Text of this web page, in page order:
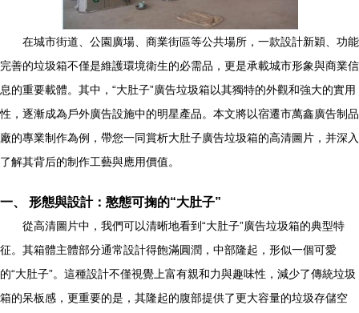
在城市街道、公園廣場、商業街區等公共場所，一款設計新穎、功能
完善的垃圾箱不僅是維護環境衛生的必需品，更是承載城市形象與商業信
息的重要載體。其中，“大肚子”廣告垃圾箱以其獨特的外觀和強大的實用
性，逐漸成為戶外廣告設施中的明星產品。本文將以宿遷市萬鑫廣告制品
廠的專業制作為例，帶您一同賞析大肚子廣告垃圾箱的高清圖片，并深入
了解其背后的制作工藝與應用價值。
一、 形態與設計：憨態可掬的“大肚子”
從高清圖片中，我們可以清晰地看到“大肚子”廣告垃圾箱的典型特
征。其箱體主體部分通常設計得飽滿圓潤，中部隆起，形似一個可愛
的“大肚子”。這種設計不僅視覺上富有親和力與趣味性，減少了傳統垃圾
箱的呆板感，更重要的是，其隆起的腹部提供了更大容量的垃圾存儲空